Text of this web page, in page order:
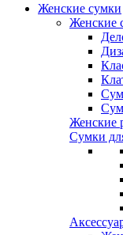
Женские сумки
Женские
Женские
Сумки